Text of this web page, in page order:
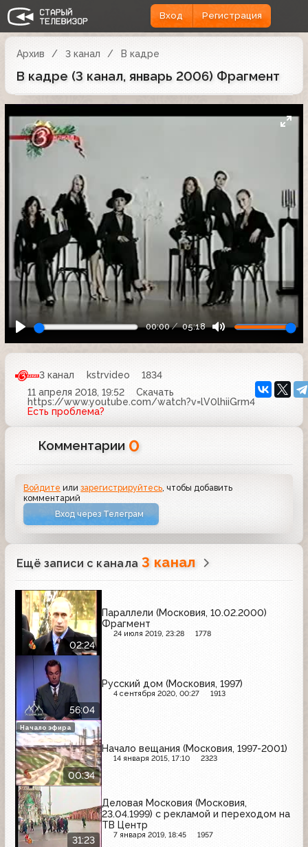
Вход Регистрация
Архив 3 канал В кадре
В кадре (3 канал, январь 2006) Фрагмент
00:00 05:18
3 канал kstrvideo
1834
11 апреля 2018, 19:52
Скачать
https://www.youtube.com/watch?v=lV0lhiiGrm4
Есть проблема?
Комментарии 0
Войдите илизарегистрируйтесь , чтобы добавить
комментарий
Вход через Телеграм
Ещё записи с канала 3 канал
02:24
Параллели (Московия, 10.02.2000)
Фрагмент
24 июля 2019, 23:28 1778
56:04
Русский дом (Московия, 1997)
4 сентября 2020, 00:27 1913
00:34
Начало вещания (Московия, 1997-2001)
14 января 2015, 17:10 2323
Начало эфира
31:23
Деловая Московия (Московия,
23.04.1999) с рекламой и переходом на
ТВ Центр
7 января 2019, 18:45 1957